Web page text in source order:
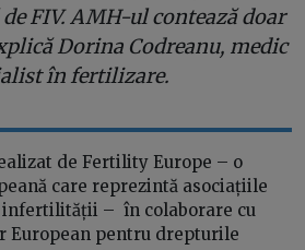
FIV. AMH-ul contează doar
Dorina Codreanu, medic
în fertilizare.
de Fertility Europe – o
care reprezintă asociațiile
infertilității – în colaborare cu
European pentru drepturile